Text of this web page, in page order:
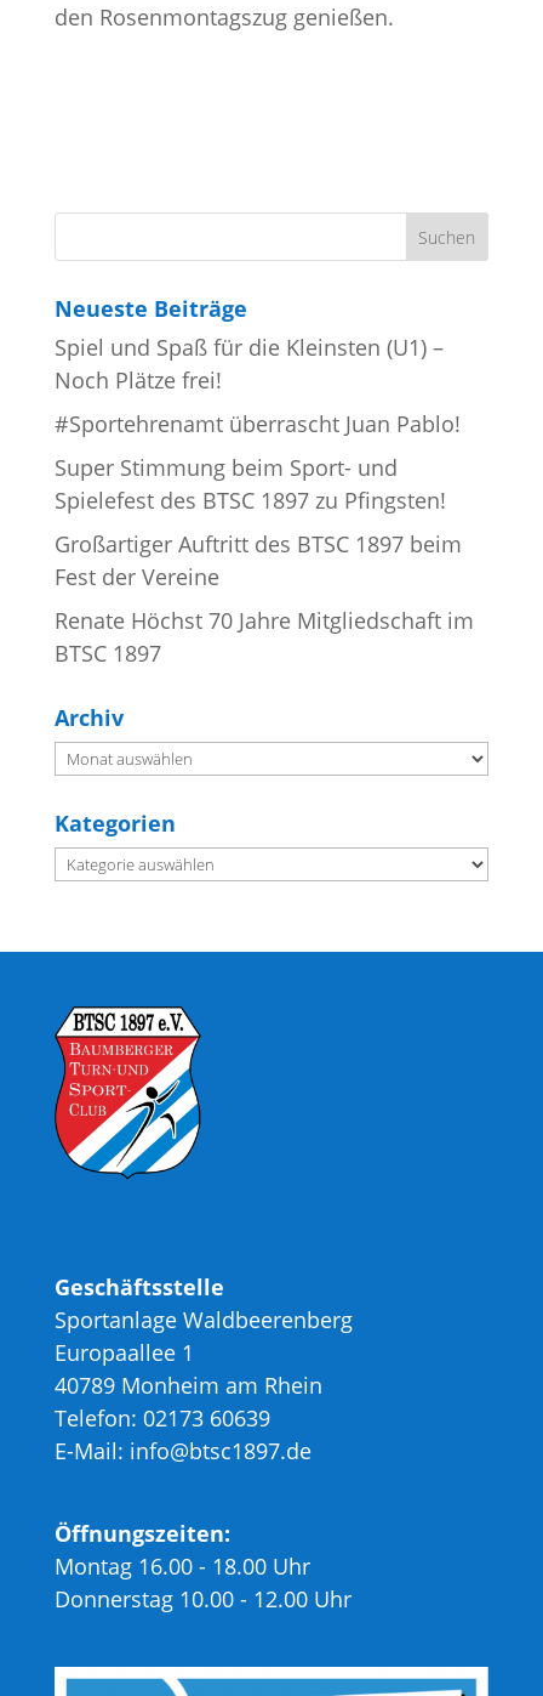
den Rosenmontagszug genießen.
Neueste Beiträge
Spiel und Spaß für die Kleinsten (U1) –
Noch Plätze frei!
#Sportehrenamt überrascht Juan Pablo!
Super Stimmung beim Sport- und
Spielefest des BTSC 1897 zu Pfingsten!
Großartiger Auftritt des BTSC 1897 beim
Fest der Vereine
Renate Höchst 70 Jahre Mitgliedschaft im
BTSC 1897
Archiv
Archiv
Kategorien
Kategorien
Geschäftsstelle
Sportanlage Waldbeerenberg
Europaallee 1
40789 Monheim am Rhein
Telefon: 02173 60639
E-Mail: info@btsc1897.de
Öffnungszeiten:
Montag 16.00 - 18.00 Uhr
Donnerstag 10.00 - 12.00 Uhr